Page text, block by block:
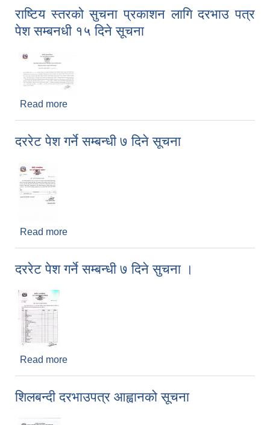
राष्टिय स्तरको सुचना प्रकाशन लागि दरभाउ पत्र
पेश सम्बनधी १५ दिने सूचना
Read more
दररेट पेश गर्ने सम्बन्धी ७ दिने सूचना
Read more
दररेट पेश गर्ने सम्बन्धी ७ दिने सुचना ।
Read more
शिलबन्दी दरभाउपत्र आह्वानको सूचना